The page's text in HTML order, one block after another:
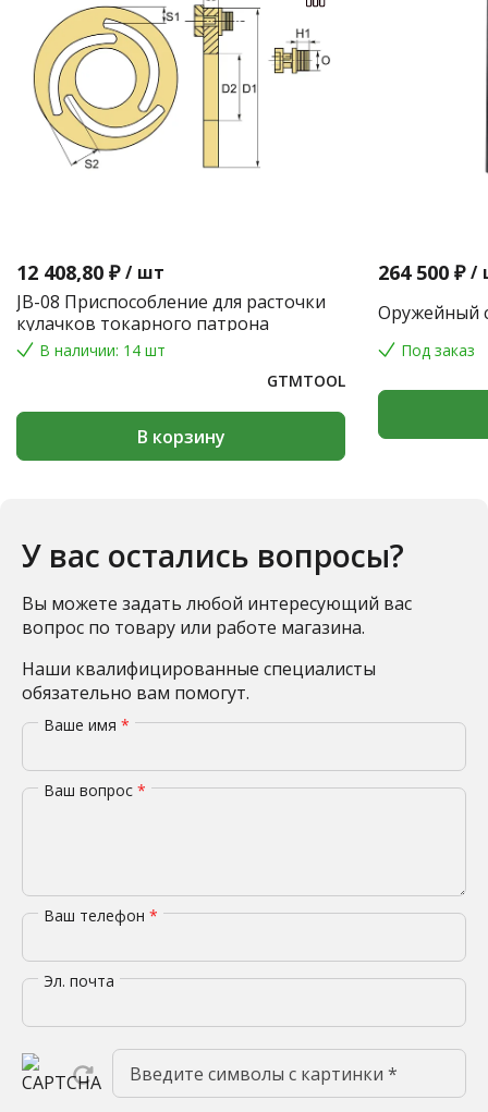
12 408,80 ₽ / шт
JB-08 Приспособление для расточки
кулачков токарного патрона
В наличии: 14 шт
GTMTOOL
В корзину
264 500 ₽ /
Оружейный
Под заказ
У вас остались вопросы?
Вы можете задать любой интересующий вас
вопрос по товару или работе магазина.
Наши квалифицированные специалисты
обязательно вам помогут.
Ваше имя *
Ваш вопрос *
Ваш телефон *
Эл. почта